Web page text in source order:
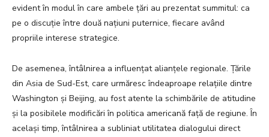
evident în modul în care ambele țări au prezentat summitul: ca
pe o discuție între două națiuni puternice, fiecare având
propriile interese strategice.
De asemenea, întâlnirea a influențat alianțele regionale. Țările
din Asia de Sud-Est, care urmăresc îndeaproape relațiile dintre
Washington și Beijing, au fost atente la schimbările de atitudine
și la posibilele modificări în politica americană față de regiune. În
același timp, întâlnirea a subliniat utilitatea dialogului direct